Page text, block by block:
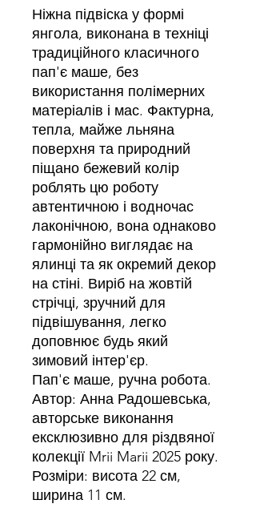
Ніжна підвіска у формі
янгола, виконана в техніці
традиційного класичного
пап'є маше, без
використання полімерних
матеріалів і мас. Фактурна,
тепла, майже льняна
поверхня та природний
піщано бежевий колір
роблять цю роботу
автентичною і водночас
лаконічною, вона однаково
гармонійно виглядає на
ялинці та як окремий декор
на стіні. Виріб на жовтій
стрічці, зручний для
підвішування, легко
доповнює будь який
зимовий інтер'єр.
Пап'є маше, ручна робота.
Автор: Анна Радошевська,
авторське виконання
ексклюзивно для різдвяної
колекції Mrii Marii 2025 року.
Розміри: висота 22 см,
ширина 11 см.